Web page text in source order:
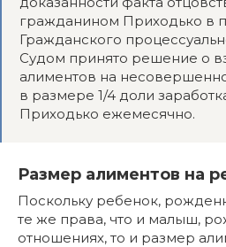
гражданином Приходько в
Гражданского
Судом принято решение о
алиментов на
в размере 1/4 доли
Приходько ежемесячно.
Размер алиментов на
Поскольку ребенок,
те же права, что и малыш,
отношениях, то и размер